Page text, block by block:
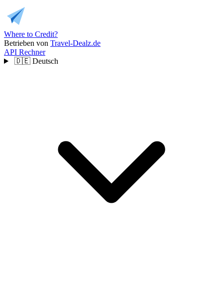
Where to Credit?
Betrieben von Travel-Dealz.de
API Rechner
🇩🇪 Deutsch